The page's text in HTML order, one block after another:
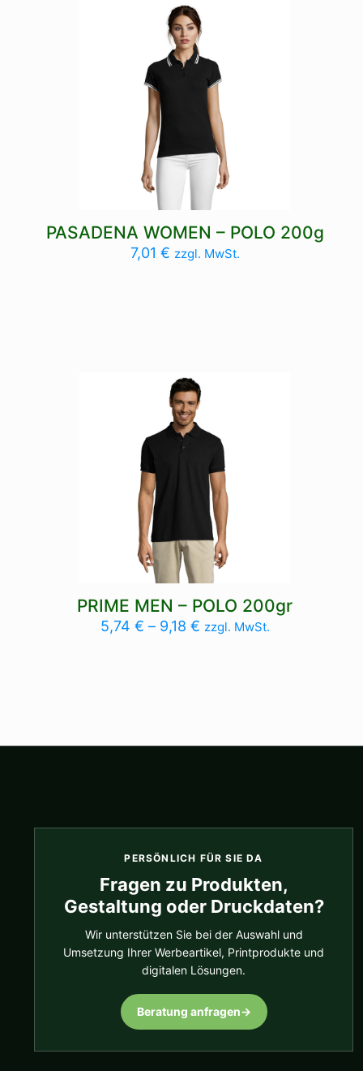
PASADENA WOMEN – POLO 200g
7,01 € zzgl. MwSt.
PRIME MEN – POLO 200gr
5,74 € – 9,18 € zzgl. MwSt.
PERSÖNLICH FÜR SIE DA
Fragen zu Produkten,
Gestaltung oder Druckdaten?
Wir unterstützen Sie bei der Auswahl und
Umsetzung Ihrer Werbeartikel, Printprodukte und
digitalen Lösungen.
Beratung anfragen→